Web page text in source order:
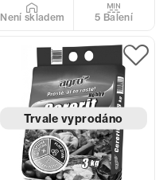
Není skladem 5 Balení
Trvale vyprodáno